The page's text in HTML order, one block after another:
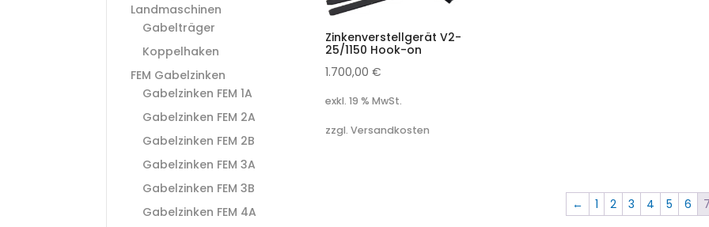
Landmaschinen
Gabelträger
Koppelhaken
FEM Gabelzinken
Gabelzinken FEM 1A
Gabelzinken FEM 2A
Gabelzinken FEM 2B
Gabelzinken FEM 3A
Gabelzinken FEM 3B
Gabelzinken FEM 4A
Zinkenverstellgerät V2-
25/1150 Hook-on
1.700,00€
exkl. 19 % MwSt.
zzgl. Versandkosten
← 1 2 3 4 5 6